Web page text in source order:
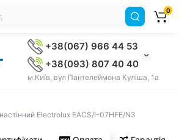
+38(067) 966 44 53
+38(093) 807 40 40
м.Київ, вул Пантелеймона Куліша, 1а
0
Electrolux EACS/I-07HFE/N3